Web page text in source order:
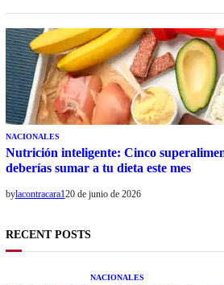
NACIONALES
Nutrición inteligente: Cinco
deberías sumar a tu dieta este mes
bylacontracara120 de junio de 2026
RECENT POSTS
NACIONALES